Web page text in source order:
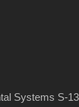
Systems S-